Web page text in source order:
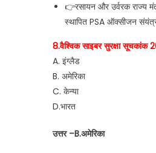
👉रसायन और उर्वरक राज्य
स्थापित PSA ऑक्सीजन
8.वैश्विक साइबर सुरक्षा सूचकांक
A. इंग्लैड
B. अमेरिका
C. केन्या
D.भारत
उत्तर –B.अमेरिका